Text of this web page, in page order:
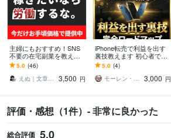
主婦にもおすすめ！SNS
不要の在宅副業を教えま
す AI｜自動化｜スマホ｜n
ote｜初心者｜仕組み｜ブ
ログ
5.0 (46)
えぬ｜文章を起点に売上最大化
3,500 円
iPhone転売で利益を出す
裏技教えます 初心者でも
理解しやすい、利益の出
し方を丁寧に解説します
5.0 (4)
モーレン・バフェット
3,000 円
評価・感想（1件）- 非常に良かった
総合評価 5.0